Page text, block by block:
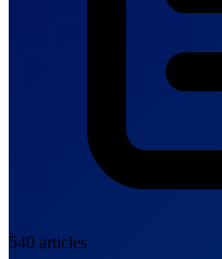
540 articles